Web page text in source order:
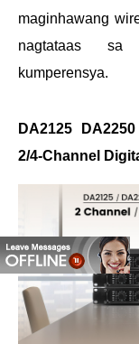
maginhawang
nagtataas sa
kumperensya.
DA2125
2/4-Channel